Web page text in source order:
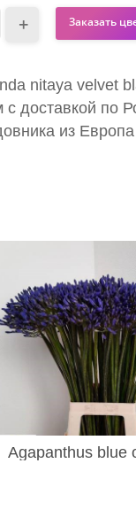
Заказать
nitaya velvet
с доставкой по
из Европа
Agapanthus blue